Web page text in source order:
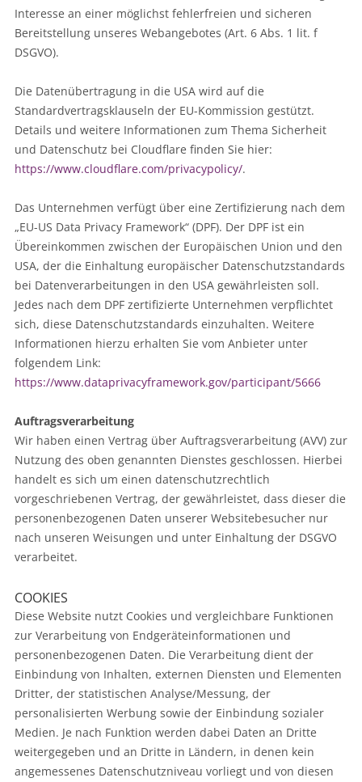
Interesse an einer möglichst fehlerfreien und sicheren
Bereitstellung unseres Webangebotes (Art. 6 Abs. 1 lit. f
DSGVO).
Die Datenübertragung in die USA wird auf die
Standardvertragsklauseln der EU-Kommission gestützt.
Details und weitere Informationen zum Thema Sicherheit
und Datenschutz bei Cloudflare finden Sie hier:
https://www.cloudflare.com/privacypolicy/.
Das Unternehmen verfügt über eine Zertifizierung nach dem
„EU-US Data Privacy Framework“ (DPF). Der DPF ist ein
Übereinkommen zwischen der Europäischen Union und den
USA, der die Einhaltung europäischer Datenschutzstandards
bei Datenverarbeitungen in den USA gewährleisten soll.
Jedes nach dem DPF zertifizierte Unternehmen verpflichtet
sich, diese Datenschutzstandards einzuhalten. Weitere
Informationen hierzu erhalten Sie vom Anbieter unter
folgendem Link:
https://www.dataprivacyframework.gov/participant/5666
Auftragsverarbeitung
Wir haben einen Vertrag über Auftragsverarbeitung (AVV) zur
Nutzung des oben genannten Dienstes geschlossen. Hierbei
handelt es sich um einen datenschutzrechtlich
vorgeschriebenen Vertrag, der gewährleistet, dass dieser die
personenbezogenen Daten unserer Websitebesucher nur
nach unseren Weisungen und unter Einhaltung der DSGVO
verarbeitet.
COOKIES
Diese Website nutzt Cookies und vergleichbare Funktionen
zur Verarbeitung von Endgeräteinformationen und
personenbezogenen Daten. Die Verarbeitung dient der
Einbindung von Inhalten, externen Diensten und Elementen
Dritter, der statistischen Analyse/Messung, der
personalisierten Werbung sowie der Einbindung sozialer
Medien. Je nach Funktion werden dabei Daten an Dritte
weitergegeben und an Dritte in Ländern, in denen kein
angemessenes Datenschutzniveau vorliegt und von diesen